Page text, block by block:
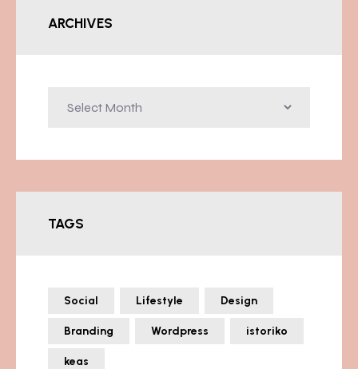
ARCHIVES
TAGS
Social Lifestyle Design
Branding Wordpress istoriko
keas